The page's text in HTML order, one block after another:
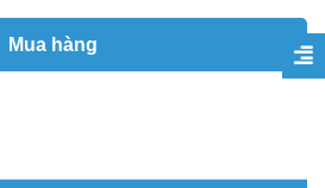
Mua hàng